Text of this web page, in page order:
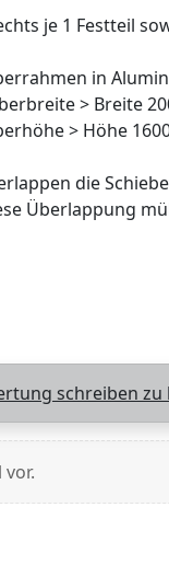
je 1 Festteil
in
> Breite
> Höhe
die
Überlappung
schreiben zu